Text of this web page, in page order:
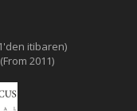
itibaren)
2011)